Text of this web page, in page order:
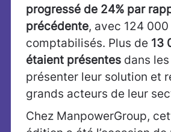
progressé de 24% par
précédente, avec 124
comptabilisés. Plus de 13
étaient présentes dans
présenter leur solution et
grands acteurs de leur
Chez ManpowerGroup,